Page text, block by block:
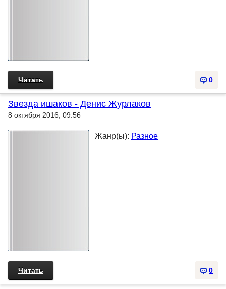
0
Читать
Звезда ишаков - Денис Журлаков
8 октября 2016, 09:56
Жанр(ы): Разное
0
Читать